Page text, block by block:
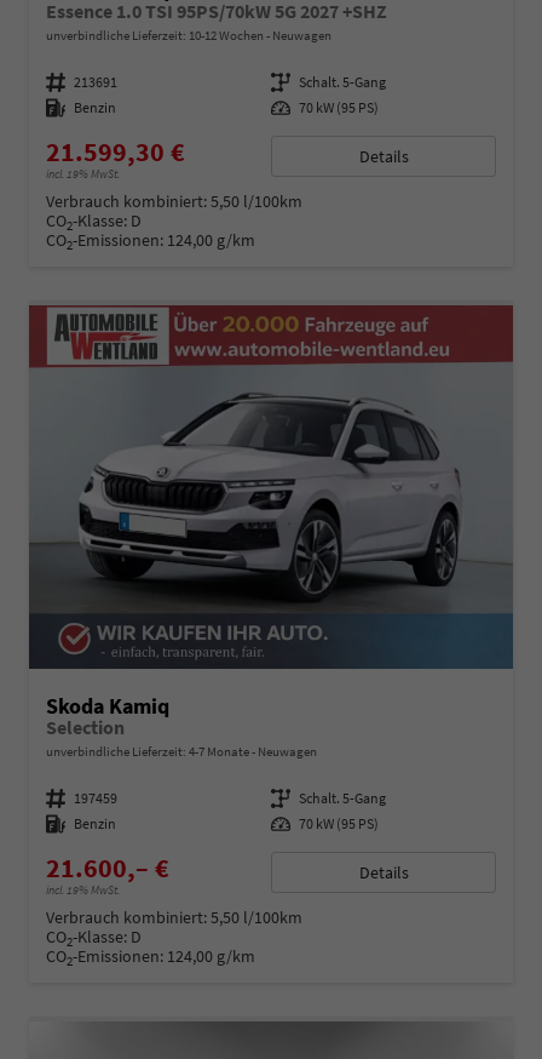
Essence 1.0 TSI 95PS/70kW 5G 2027 +SHZ
unverbindliche Lieferzeit: 10-12 Wochen Neuwagen
Fahrzeugnummer 213691 Getriebe Schalt. 5-Gang
Kraftstoff Benzin Leistung 70 kW (95 PS)
21.599,30 €
incl. 19% MwSt.
Details
Verbrauch kombiniert:5,50 l/100km
CO2-Klasse: D
CO2-Emissionen: 124,00 g/km
Skoda Kamiq
Selection
unverbindliche Lieferzeit: 4-7 Monate Neuwagen
Fahrzeugnummer 197459 Getriebe Schalt. 5-Gang
Kraftstoff Benzin Leistung 70 kW (95 PS)
21.600,– €
incl. 19% MwSt.
Details
Verbrauch kombiniert:5,50 l/100km
CO2-Klasse: D
CO2-Emissionen: 124,00 g/km